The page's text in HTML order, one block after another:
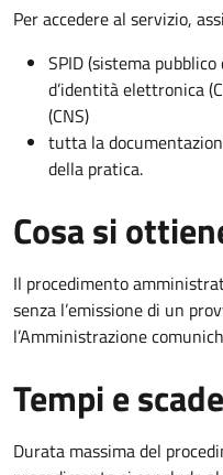
Per accedere al servizio,
SPID (sistema
d’identità elettronica
(CNS)
tutta la
della pratica.
Cosa si
Il procedimento
senza l’emissione di un
l’Amministrazione
Tempi e
Durata massima del